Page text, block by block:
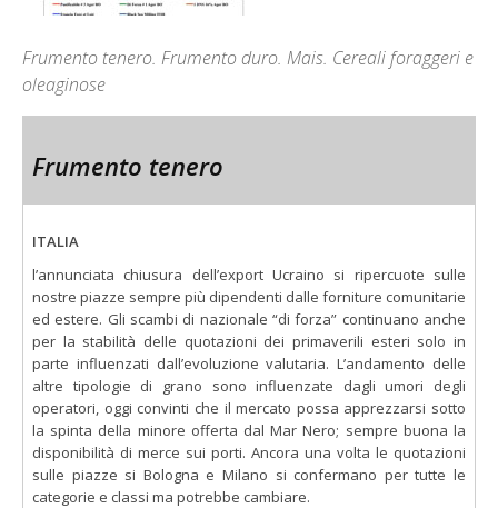
Frumento tenero. Frumento duro. Mais. Cereali foraggeri e
oleaginose
Frumento tenero
ITALIA
l’annunciata chiusura dell’export Ucraino si ripercuote sulle
nostre piazze sempre più dipendenti dalle forniture comunitarie
ed estere. Gli scambi di nazionale “di forza” continuano anche
per la stabilità delle quotazioni dei primaverili esteri solo in
parte influenzati dall’evoluzione valutaria. L’andamento delle
altre tipologie di grano sono influenzate dagli umori degli
operatori, oggi convinti che il mercato possa apprezzarsi sotto
la spinta della minore offerta dal Mar Nero; sempre buona la
disponibilità di merce sui porti. Ancora una volta le quotazioni
sulle piazze si Bologna e Milano si confermano per tutte le
categorie e classi ma potrebbe cambiare.